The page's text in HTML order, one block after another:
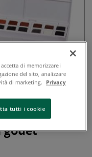
Paint
godet
di memorizzare i
del sito, analizzare
di marketing.
Privacy
tutti i cookie